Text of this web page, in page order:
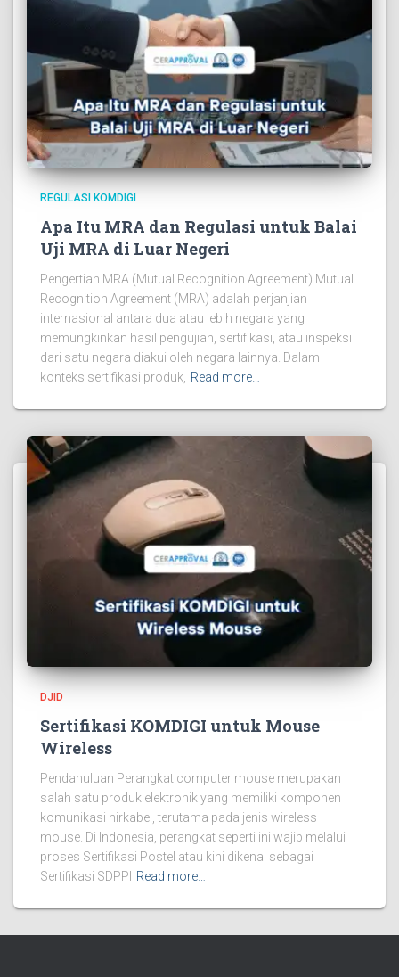
REGULASI KOMDIGI
Apa Itu MRA dan Regulasi untuk Balai
Uji MRA di Luar Negeri
Pengertian MRA (Mutual Recognition Agreement) Mutual
Recognition Agreement (MRA) adalah perjanjian
internasional antara dua atau lebih negara yang
memungkinkan hasil pengujian, sertifikasi, atau inspeksi
dari satu negara diakui oleh negara lainnya. Dalam
konteks sertifikasi produk, Read more…
DJID
Sertifikasi KOMDIGI untuk Mouse
Wireless
Pendahuluan Perangkat computer mouse merupakan
salah satu produk elektronik yang memiliki komponen
komunikasi nirkabel, terutama pada jenis wireless
mouse. Di Indonesia, perangkat seperti ini wajib melalui
proses Sertifikasi Postel atau kini dikenal sebagai
Sertifikasi SDPPI
Read more…